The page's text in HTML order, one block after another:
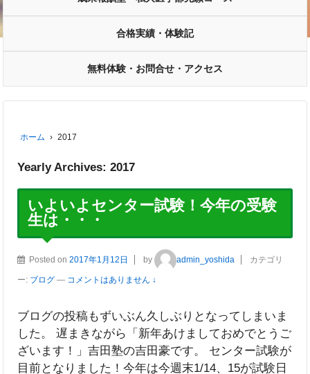
合格実績・体験記
無料体験・お問合せ・アクセス
ホーム › 2017
Yearly Archives: 2017
いよいよセンター試験！今年の受験
生は・・・
Posted on 2017年1月12日 by admin_yoshida カテゴリ
ー: ブログ — コメントはありません ↓
ブログの投稿もずいぶん久しぶりとなってしまいま
した。 遅まきながら「新年あけましておめでとうご
ざいます！」吉田塾の吉田豪です。 センター試験が
目前となりました！今年は今週末1/14、15が試験日